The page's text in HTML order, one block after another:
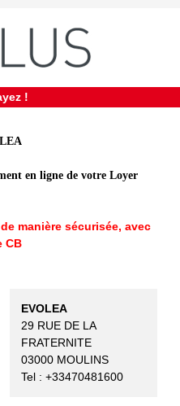
!
en ligne de votre Loyer
manière sécurisée, avec
CB
EVOLEA
29 RUE DE LA
FRATERNITE
03000 MOULINS
Tel : +33470481600